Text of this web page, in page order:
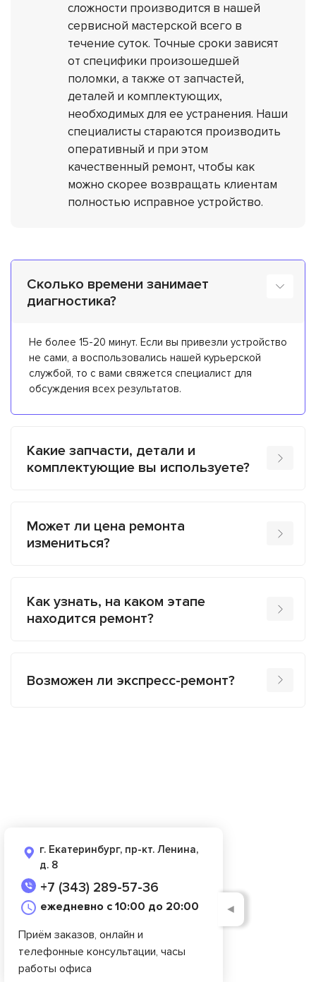
сложности производится в нашей
сервисной мастерской всего в
течение суток. Точные сроки зависят
от специфики произошедшей
поломки, а также от запчастей,
деталей и комплектующих,
необходимых для ее устранения. Наши
специалисты стараются производить
оперативный и при этом
качественный ремонт, чтобы как
можно скорее возвращать клиентам
полностью исправное устройство.
Сколько времени занимает
диагностика?
Не более 15-20 минут. Если вы привезли устройство
не сами, а воспользовались нашей курьерской
службой, то с вами свяжется специалист для
обсуждения всех результатов.
Какие запчасти, детали и
комплектующие вы используете?
Может ли цена ремонта
измениться?
Как узнать, на каком этапе
находится ремонт?
Возможен ли экспресс-ремонт?
г. Екатеринбург, пр-кт. Ленина,
д. 8
+7 (343) 289-57-36
ежедневно с 10:00 до 20:00
Приём заказов, онлайн и
телефонные консультации, часы
работы офиса
◄